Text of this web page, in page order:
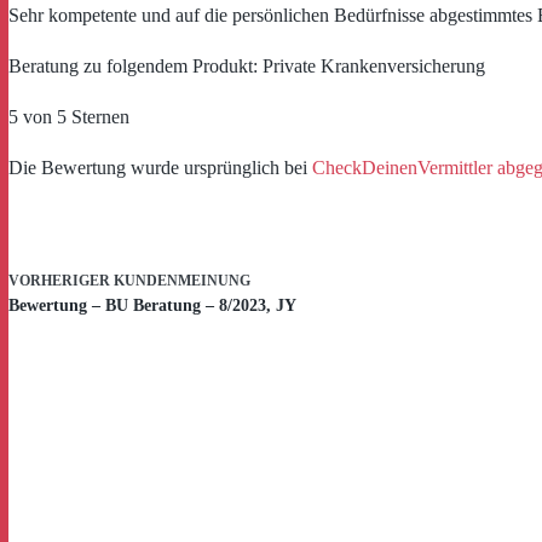
Sehr kompetente und auf die persönlichen Bedürfnisse abgestimmtes
Beratung zu folgendem Produkt: Private Krankenversicherung
5 von 5 Sternen
Die Bewertung wurde ursprünglich bei CheckDeinenVermittler
VORHERIGER KUNDENMEINUNG
Bewertung – BU Beratung – 8/2023, JY